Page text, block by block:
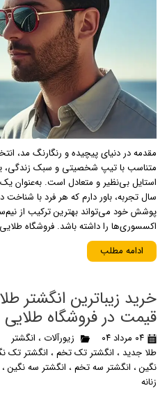
مقدمه در دنیای پیچیده و رنگارنگ مد،
متناسب با تیپ شخصیتی و سبک زندگی،
سال تجربه، باور دارم که هر فرد با
پوشش خود می‌تواند بهترین ترکیب از
اکسسوری‌ها را داشته باشد. فروشگاه
ادامه مطلب
خرید زیباترین انگشتر
قیمت در فروشگاه
۰۴ مرداد ۰۴ زیورآلات ، انگشتر
طلا جدید ، انگشتر تک تخم، انگشتر تک
نگین، انگشتر سه تخم، انگشتر سه نگین،
زنانه